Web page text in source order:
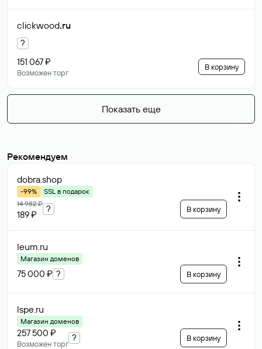
clickwood.ru
?
151 067 ₽
Возможен торг
В корзину
Показать еще
Рекомендуем
dobra.shop
-99%
SSL в подарок
14 982 ₽
189 ₽
? В корзину
leum.ru
Магазин доменов
75 000 ₽ ? В корзину
lspe.ru
Магазин доменов
257 500 ₽
Возможен торг
? В корзину